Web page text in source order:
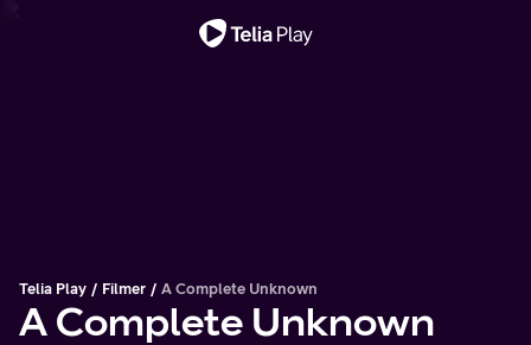
Telia Play Filmer A Complete Unknown
A Complete Unknown